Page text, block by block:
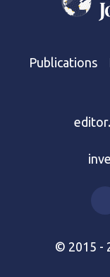
Publications
© 2015 -